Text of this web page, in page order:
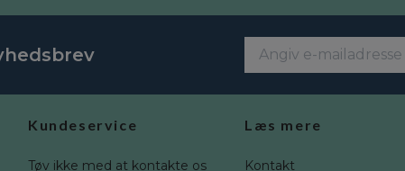
Kundeservice
Tøv ikke med at kontakte os
Læs mere
Kontakt